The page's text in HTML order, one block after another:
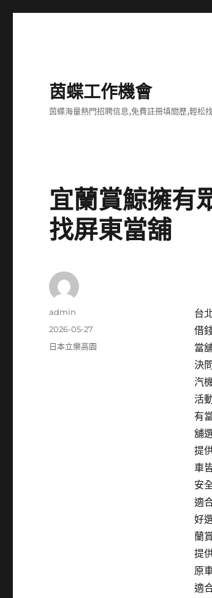
茵蝶工作機會
茵蝶海量熱門招聘信息,免費註冊填間歷,輕松
宜蘭賞鯨擁有
找屏東當舖
台
借
當
決
汽
活
有
舖
提
車
安
適
好
蘭
提
原
適
作
admin
發
佈
2026-05-27
分
日本立樂高園